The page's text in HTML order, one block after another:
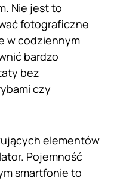
Nie jest to
fotograficzne
w codziennym
bardzo
bez
czy
elementów
Pojemność
smartfonie to